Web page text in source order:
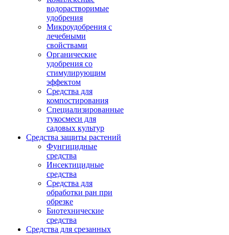
водорастворимые
удобрения
Микроудобрения с
лечебными
свойствами
Органические
удобрения со
стимулирующим
эффектом
Средства для
компостирования
Специализированные
тукосмеси для
садовых культур
Средства защиты растений
Фунгицидные
средства
Инсектицидные
средства
Средства для
обработки ран при
обрезке
Биотехнические
средства
Средства для срезанных